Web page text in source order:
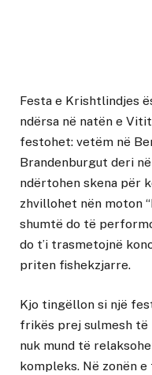
Festa e Krishtlindjes
ndërsa në natën e
festohet: vetëm në
Brandenburgut deri
ndërtohen skena për
zhvillohet nën moton
shumtë do të
do t’i trasmetojnë
priten fishekzjarre.
Kjo tingëllon si një
frikës prej sulmesh të
nuk mund të
kompleks. Në zonën